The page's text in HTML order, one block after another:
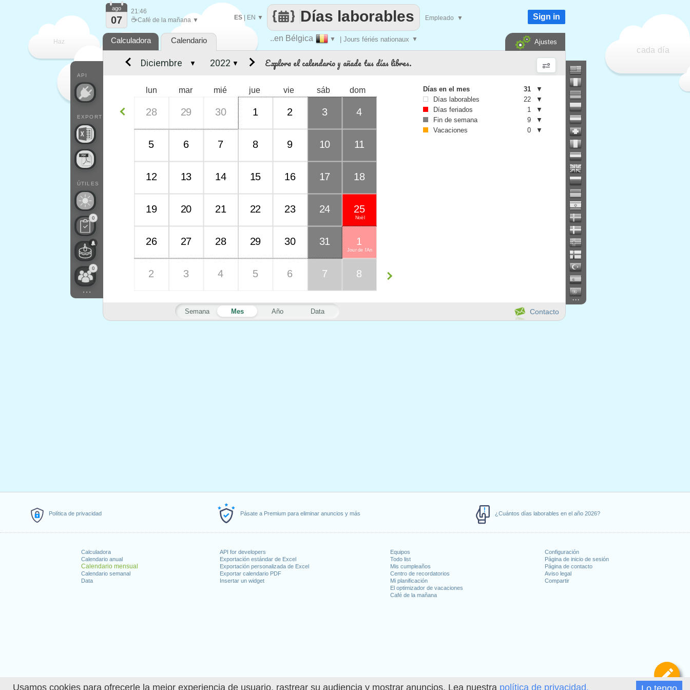
Usamos cookies para ofrecerle la mejor experiencia de usuario, rastrear su audiencia y mostrar anuncios. Lea nuestra política de privacidad.
Política de privacidad Pásate a Premium para eliminar anuncios y más ¿Cuántos días laborables en el año 2026?
Calculadora
Calendario anual
Calendario mensual
Calendario semanal
Data
API for developers
Exportación estándar de Excel
Exportación personalizada de Excel
Exportar calendario PDF
Insertar un widget
Equipos
Todo list
Mis cumpleaños
Centro de recordatorios
Mi planificación
El optimizador de vacaciones
Café de la mañana
Configuración
Página de inicio de sesión
Página de contacto
Aviso legal
Compartir
Haz
cada día
..en Bélgica ▼ | Jours fériés nationaux ▼
Días laborables
ES| EN ▼ Empleado ▼
API
EXPORT
ÚTILES
0
0
...
ago
07
21:46
☕Café de la mañana ▼ Sign in
Calculadora Calendario Ajustes
...
Contacto
Explora el calendario y añade tus días libres.
Semana Mes Año Data
lun mar mié jue vie sáb dom
28 29 30 1 2 3 4
5 6 7 8 9 10 11
12 13 14 15 16 17 18
19 20 21 22 23 24
Noël
25
26 27 28 29 30 31
Jour de l'An
1
2 3 4 5 6 7 8
▼ ▼
Días en el mes 31
▼
Días laborables
22
▼
Días feriados
1
▼
Fin de semana
9
▼
Vacaciones
0 ▼